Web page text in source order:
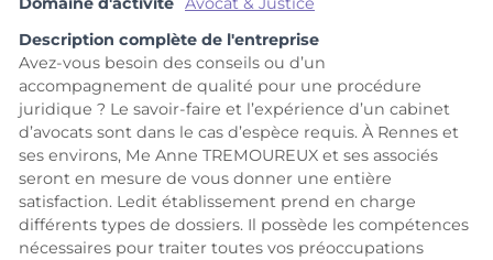
Description complète de l'entreprise
Avez-vous besoin des conseils ou d’un
accompagnement de qualité pour une procédure
juridique ? Le savoir-faire et l’expérience d’un cabinet
d’avocats sont dans le cas d’espèce requis. À Rennes et
ses environs, Me Anne TREMOUREUX et ses associés
seront en mesure de vous donner une entière
satisfaction. Ledit établissement prend en charge
différents types de dossiers. Il possède les compétences
nécessaires pour traiter toutes vos préoccupations